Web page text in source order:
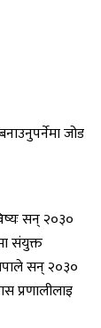
जोड
सन् २०३०
संयुक्त
सन् २०३०
प्रणालीलाइ